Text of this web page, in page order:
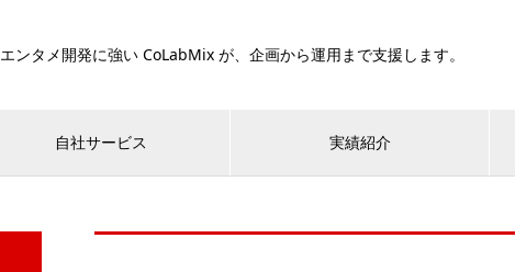
エンタメ開発に強い CoLabMix が、企画から運用まで支援します。
自社サービス 実績紹介